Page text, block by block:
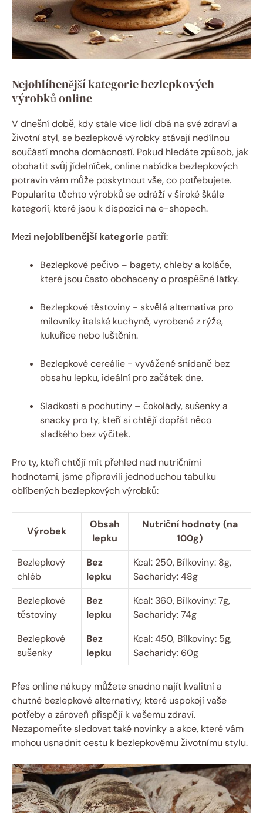
Nejoblíbenější kategorie bezlepkových
výrobků online
V dnešní době,⁣ kdy stále více lidí dbá ⁣na‌ své zdraví a
životní styl, ‌se bezlepkové ‌výrobky ‌stávají nedílnou
⁢součástí mnoha ​domácností. Pokud hledáte způsob, jak
obohatit svůj jídelníček, online nabídka ⁤bezlepkových
potravin vám může⁣ poskytnout vše, co potřebujete.
Popularita těchto výrobků se odráží v široké škále
kategorií, ⁢které jsou k ⁢dispozici na e-shopech.
Mezi nejoblíbenější kategorie ​patří:
Bezlepkové pečivo – bagety,⁢ chleby a koláče,
které jsou často obohaceny o prospěšné látky.
Bezlepkové ⁤těstoviny ⁣- ⁣skvělá ⁤alternativa pro
milovníky ‍italské kuchyně, vyrobené z rýže,
kukuřice ⁤nebo ‌luštěnin.
Bezlepkové cereálie ​- vyvážené snídaně bez
obsahu​ lepku, ideální pro začátek​ dne.
Sladkosti⁤ a pochutiny – čokolády, sušenky a
snacky pro ‌ty,‍ kteří si ‍chtějí dopřát něco
sladkého bez výčitek.
Pro ty, kteří chtějí mít přehled nad nutričními
hodnotami, jsme připravili jednoduchou ‍tabulku
oblíbených bezlepkových výrobků:
Výrobek
Obsah
lepku
Nutriční hodnoty (na
100g)
Bezlepkový
chléb
Bez‍
lepku
Kcal: 250, Bílkoviny: ​8g,
Sacharidy:‍ 48g
Bezlepkové
těstoviny
Bez
lepku
Kcal: 360, Bílkoviny: 7g,
Sacharidy: 74g
Bezlepkové
sušenky
Bez​
lepku
Kcal: 450, Bílkoviny: 5g,
Sacharidy: 60g
Přes online nákupy⁢ můžete snadno najít ⁢kvalitní a⁢
chutné bezlepkové alternativy, které ‌uspokojí vaše
‍potřeby a‌ zároveň ‌přispějí ⁣k vašemu zdraví.
Nezapomeňte sledovat také novinky a akce, které ⁤vám
mohou usnadnit cestu k bezlepkovému ​životnímu ⁤stylu.